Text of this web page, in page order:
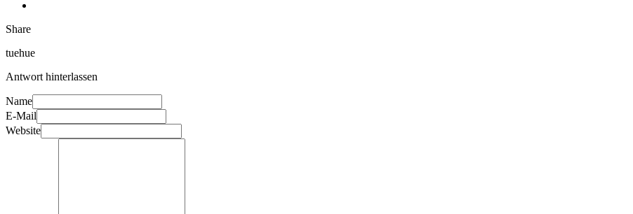
Share
tuehue
Antwort hinterlassen
Name
E-Mail
Website